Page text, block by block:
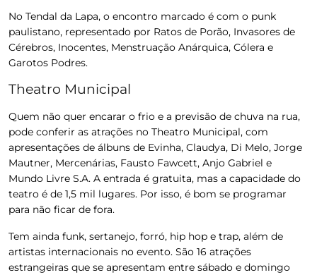
No Tendal da Lapa, o encontro marcado é com o punk
paulistano, representado por Ratos de Porão, Invasores de
Cérebros, Inocentes, Menstruação Anárquica, Cólera e
Garotos Podres.
Theatro Municipal
Quem não quer encarar o frio e a previsão de chuva na rua,
pode conferir as atrações no Theatro Municipal, com
apresentações de álbuns de Evinha, Claudya, Di Melo, Jorge
Mautner, Mercenárias, Fausto Fawcett, Anjo Gabriel e
Mundo Livre S.A. A entrada é gratuita, mas a capacidade do
teatro é de 1,5 mil lugares. Por isso, é bom se programar
para não ficar de fora.
Tem ainda funk, sertanejo, forró, hip hop e trap, além de
artistas internacionais no evento. São 16 atrações
estrangeiras que se apresentam entre sábado e domingo